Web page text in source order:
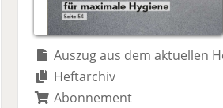
Auszug aus dem aktuellen
Heftarchiv
Abonnement